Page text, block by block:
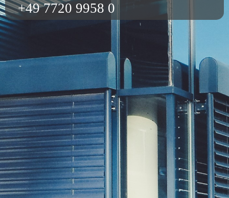
+49 7720 9958 0